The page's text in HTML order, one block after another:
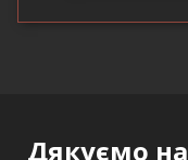
Дякуємо